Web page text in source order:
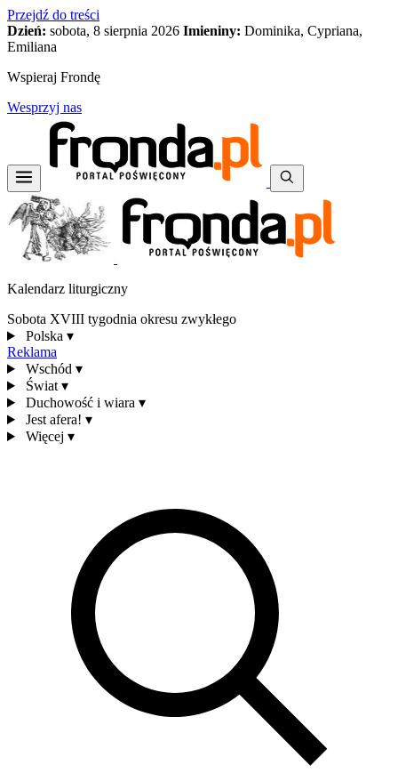
Przejdź do treści
Dzień: sobota, 8 sierpnia 2026 Imieniny: Dominika, Cypriana,
Emiliana
Wspieraj Frondę
Wesprzyj nas
Kalendarz liturgiczny
Sobota XVIII tygodnia okresu zwykłego
Polska ▾
Reklama
Wschód ▾
Świat ▾
Duchowość i wiara ▾
Jest afera! ▾
Więcej ▾